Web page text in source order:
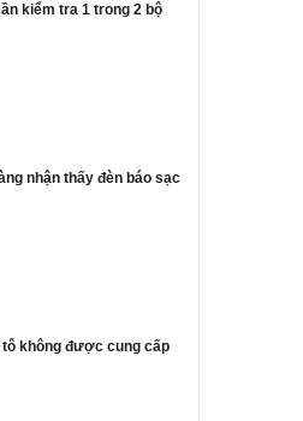
kiểm tra 1 trong 2 bộ
nhận thấy đèn báo sạc
tô không được cung cấp